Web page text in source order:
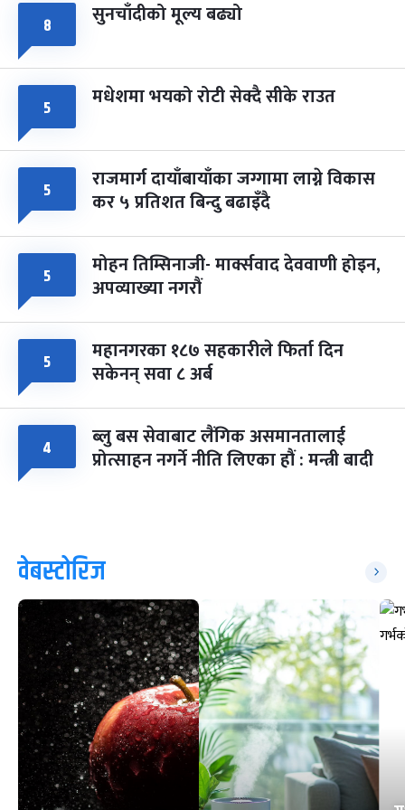
८ सुनचाँदीको मूल्य बढ्यो
५ मधेशमा भयको रोटी सेक्दै सीके राउत
५ राजमार्ग दायाँबायाँका जग्गामा लाग्ने विकास
कर ५ प्रतिशत बिन्दु बढाइँदै
५ मोहन तिम्सिनाजी- मार्क्सवाद देववाणी होइन,
अपव्याख्या नगरौं
५ महानगरका १८७ सहकारीले फिर्ता दिन
सकेनन् सवा ८ अर्ब
४ ब्लु बस सेवाबाट लैंगिक असमानतालाई
प्रोत्साहन नगर्ने नीति लिएका हौं : मन्त्री बादी
वेबस्टोरिज